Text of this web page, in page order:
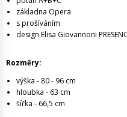
základna Opera
s prošíváním
design Elisa Giovannoni
Rozměry:
výška - 80 - 96 cm
hloubka - 63 cm
šířka - 66,5 cm